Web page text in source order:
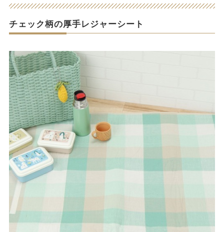
チェック柄の厚手レジャーシート